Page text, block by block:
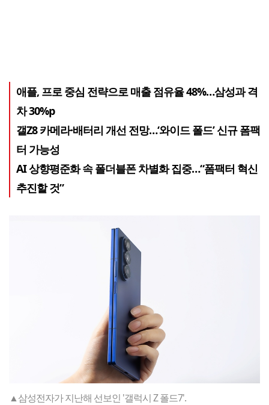
애플, 프로 중심 전략으로 매출 점유율 48%…삼성과 격
차 30%p
갤Z8 카메라·배터리 개선 전망…‘와이드 폴드’ 신규 폼팩
터 가능성
AI 상향평준화 속 폴더블폰 차별화 집중…“폼팩터 혁신
추진할 것”
▲삼성전자가 지난해 선보인 '갤럭시 Z 폴드7'.